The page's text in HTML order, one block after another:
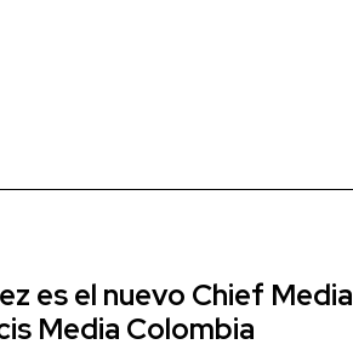
es el nuevo Chief Media
Media Colombia